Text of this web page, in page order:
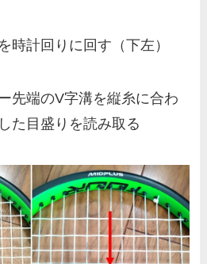
計回りに回す（下左）
先端のV字溝を縦糸に合わ
た目盛りを読み取る